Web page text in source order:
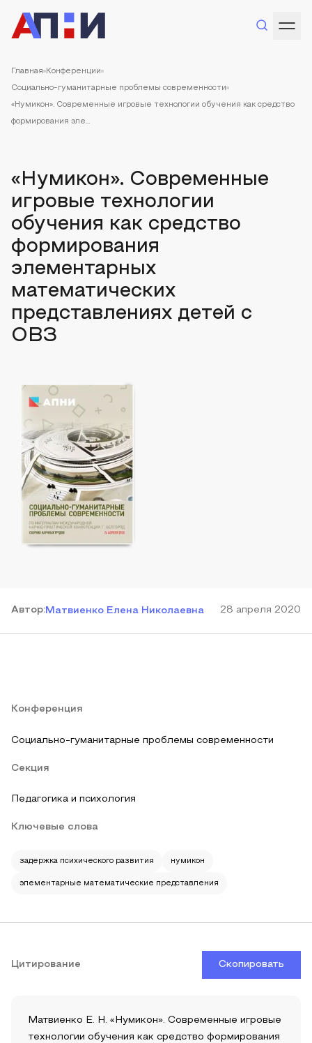
Главная Конференции
Социально-гуманитарные проблемы современности
«Нумикон». Современные игровые технологии обучения как средство
формирования эле...
«Нумикон». Современные
игровые технологии
обучения как средство
формирования
элементарных
математических
представлениях детей с
ОВЗ
Автор:Матвиенко Елена Николаевна 28 апреля 2020
Конференция
Социально-гуманитарные проблемы современности
Секция
Педагогика и психология
Ключевые слова
задержка психического развития нумикон
элементарные математические представления
Цитирование Скопировать
Матвиенко Е. Н. «Нумикон». Современные игровые
технологии обучения как средство формирования